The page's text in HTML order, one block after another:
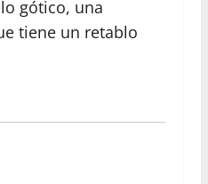
gótico, una
tiene un retablo